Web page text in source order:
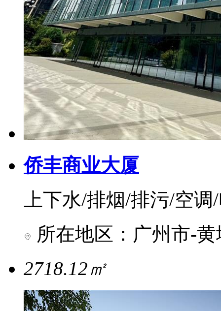
侨丰商业大厦
上下水/排烟/排污/空
所在地区：广州市-
2718.12㎡